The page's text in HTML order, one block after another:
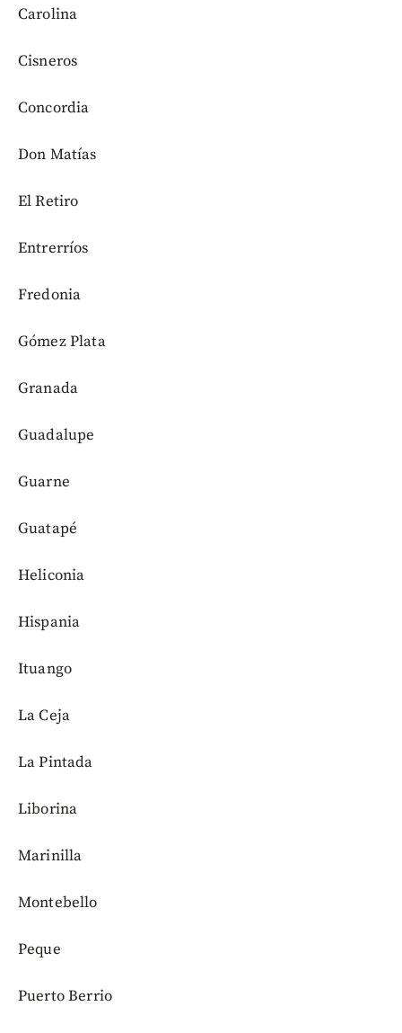
Carolina
Cisneros
Concordia
Don Matías
El Retiro
Entrerríos
Fredonia
Gómez Plata
Granada
Guadalupe
Guarne
Guatapé
Heliconia
Hispania
Ituango
La Ceja
La Pintada
Liborina
Marinilla
Montebello
Peque
Puerto Berrio